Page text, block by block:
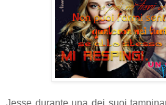
Jesse durante una dei suoi